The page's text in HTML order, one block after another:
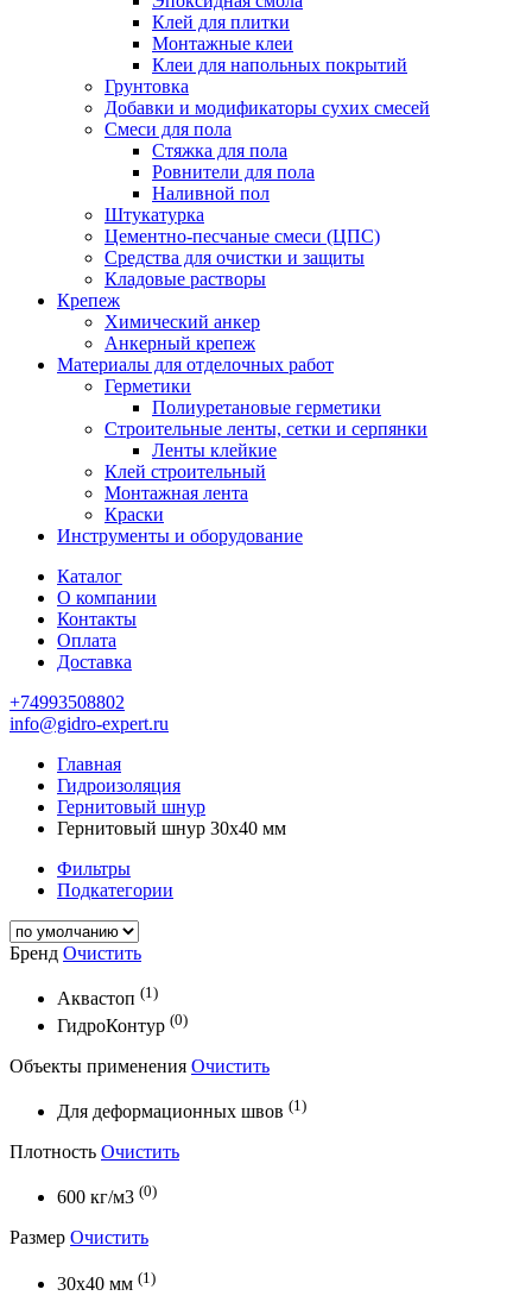
Клей для плитки
Монтажные клеи
Клеи для напольных покрытий
Грунтовка
Добавки и модификаторы сухих смесей
Смеси для пола
Стяжка для пола
Ровнители для пола
Наливной пол
Штукатурка
Цементно-песчаные смеси (ЦПС)
Средства для очистки и защиты
Кладовые растворы
Крепеж
Химический анкер
Анкерный крепеж
Материалы для отделочных работ
Герметики
Полиуретановые герметики
Строительные ленты, сетки и серпянки
Ленты клейкие
Клей строительный
Монтажная лента
Краски
Инструменты и оборудование
Каталог
О компании
Контакты
Оплата
Доставка
+74993508802
info@gidro-expert.ru
Главная
Гидроизоляция
Гернитовый шнур
Гернитовый шнур 30х40 мм
Фильтры
Подкатегории
Бренд Очистить
Аквастоп (1)
ГидроКонтур (0)
Объекты применения Очистить
Для деформационных швов (1)
Плотность Очистить
600 кг/м3 (0)
Размер Очистить
30х40 мм (1)